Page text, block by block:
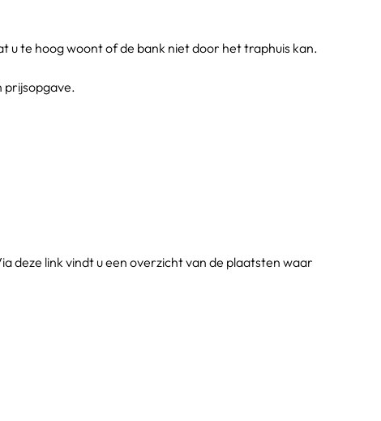
u te hoog woont of de bank niet door het traphuis kan.
prijsopgave.
deze link vindt u een overzicht van de plaatsten waar